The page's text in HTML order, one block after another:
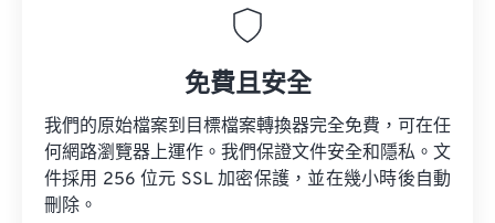
免費且安全
我們的原始檔案到目標檔案轉換器完全免費，可在任
何網路瀏覽器上運作。我們保證文件安全和隱私。文
件採用 256 位元 SSL 加密保護，並在幾小時後自動
刪除。